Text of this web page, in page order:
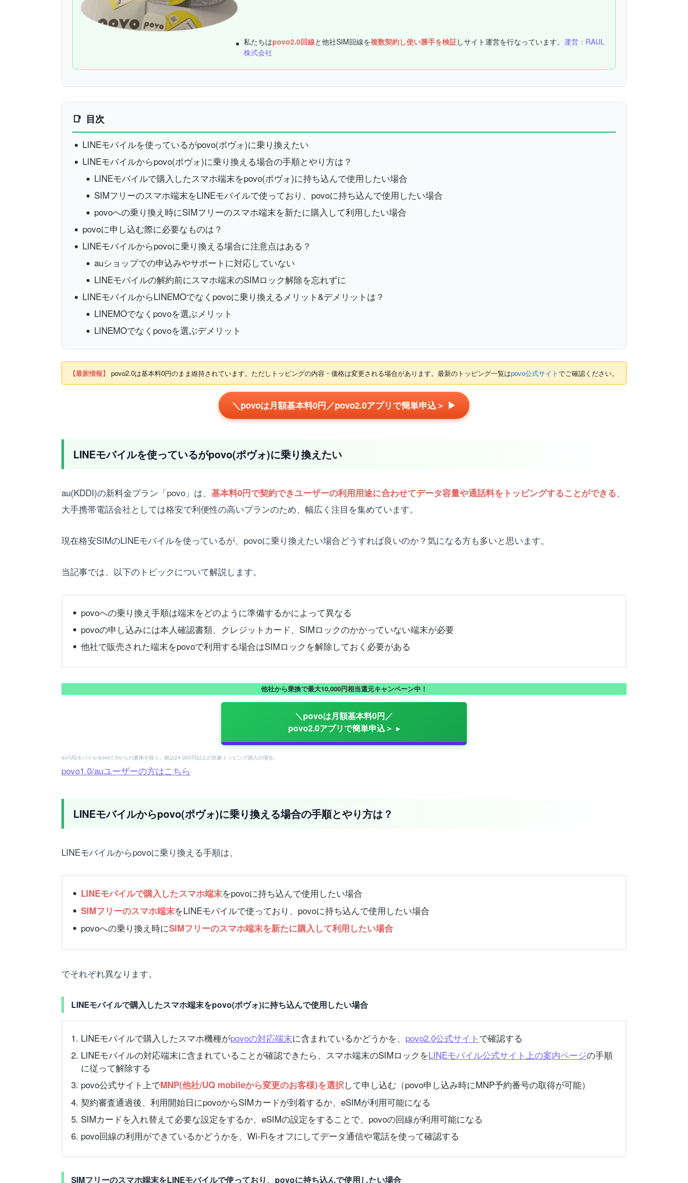
私たちはpovo2.0回線と他社SIM回線を複数契約し使い勝手を検証しサイト運営を行なっています。 運営：RAUL
株式会社
目次
LINEモバイルを使っているがpovo(ポヴォ)に乗り換えたい
LINEモバイルからpovo(ポヴォ)に乗り換える場合の手順とやり方は？
LINEモバイルで購入したスマホ端末をpovo(ポヴォ)に持ち込んで使用したい場合
SIMフリーのスマホ端末をLINEモバイルで使っており、povoに持ち込んで使用したい場合
povoへの乗り換え時にSIMフリーのスマホ端末を新たに購入して利用したい場合
povoに申し込む際に必要なものは？
LINEモバイルからpovoに乗り換える場合に注意点はある？
auショップでの申込みやサポートに対応していない
LINEモバイルの解約前にスマホ端末のSIMロック解除を忘れずに
LINEモバイルからLINEMOでなくpovoに乗り換えるメリット&デメリットは？
LINEMOでなくpovoを選ぶメリット
LINEMOでなくpovoを選ぶデメリット
【最新情報】 povo2.0は基本料0円のまま維持されています。ただしトッピングの内容・価格は変更される場合があります。最新のトッピング一覧はpovo公式サイトでご確認ください。
＼povoは月額基本料0円／povo2.0アプリで簡単申込＞ ▶
LINEモバイルを使っているがpovo(ポヴォ)に乗り換えたい
au(KDDI)の新料金プラン「povo」は、 基本料0円で契約できユーザーの利用用途に合わせてデータ容量や通話料をトッピングすることができる、
大手携帯電話会社としては格安で利便性の高いプランのため、幅広く注目を集めています。
現在格安SIMのLINEモバイルを使っているが、povoに乗り換えたい場合どうすれば良いのか？気になる方も多いと思います。
当記事では、以下のトピックについて解説します。
povoへの乗り換え手順は端末をどのように準備するかによって異なる
povoの申し込みには本人確認書類、クレジットカード、SIMロックのかかっていない端末が必要
他社で販売された端末をpovoで利用する場合はSIMロックを解除しておく必要がある
他社から乗換で最大10,000円相当還元キャンペーン中！
＼povoは月額基本料0円／
povo2.0アプリで簡単申込＞
au/UQモバイル/povo1.0からの乗換を除く。税込24,000円以上の対象トッピング購入の場合。
povo1.0/auユーザーの方はこちら
LINEモバイルからpovo(ポヴォ)に乗り換える場合の手順とやり方は？
LINEモバイルからpovoに乗り換える手順は、
LINEモバイルで購入したスマホ端末をpovoに持ち込んで使用したい場合
SIMフリーのスマホ端末をLINEモバイルで使っており、povoに持ち込んで使用したい場合
povoへの乗り換え時にSIMフリーのスマホ端末を新たに購入して利用したい場合
でそれぞれ異なります。
LINEモバイルで購入したスマホ端末をpovo(ポヴォ)に持ち込んで使用したい場合
LINEモバイルで購入したスマホ機種がpovoの対応端末に含まれているかどうかを、 povo2.0公式サイト で確認する
LINEモバイルの対応端末に含まれていることが確認できたら、スマホ端末のSIMロックをLINEモバイル公式サイト上の案内ページの手順
に従って解除する
povo公式サイト上でMNP(他社/UQ mobileから変更のお客様)を選択して申し込む（povo申し込み時にMNP予約番号の取得が可能）
契約審査通過後、利用開始日にpovoからSIMカードが到着するか、eSIMが利用可能になる
SIMカードを入れ替えて必要な設定をするか、eSIMの設定をすることで、povoの回線が利用可能になる
povo回線の利用ができているかどうかを、Wi-Fiをオフにしてデータ通信や電話を使って確認する
SIMフリーのスマホ端末をLINEモバイルで使っており、povoに持ち込んで使用したい場合